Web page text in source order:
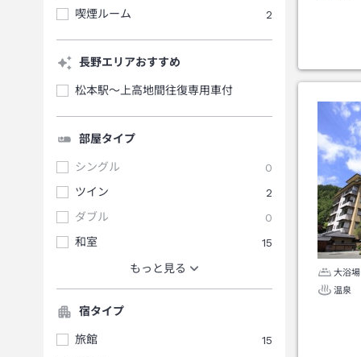
喫煙ルーム
2
長野エリアおすすめ
松本駅～上高地間往復専用車付
部屋タイプ
シングル
0
ツイン
2
ダブル
0
和室
15
もっと見る
宿タイプ
旅館
15
大浴
温泉